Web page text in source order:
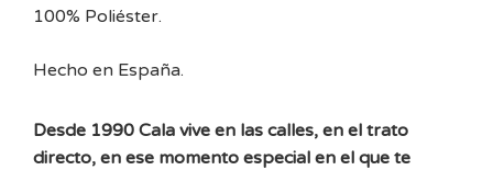
100% Poliéster.
Hecho en España.
Desde 1990 Cala vive en las calles, en el trato
directo, en ese momento especial en el que te